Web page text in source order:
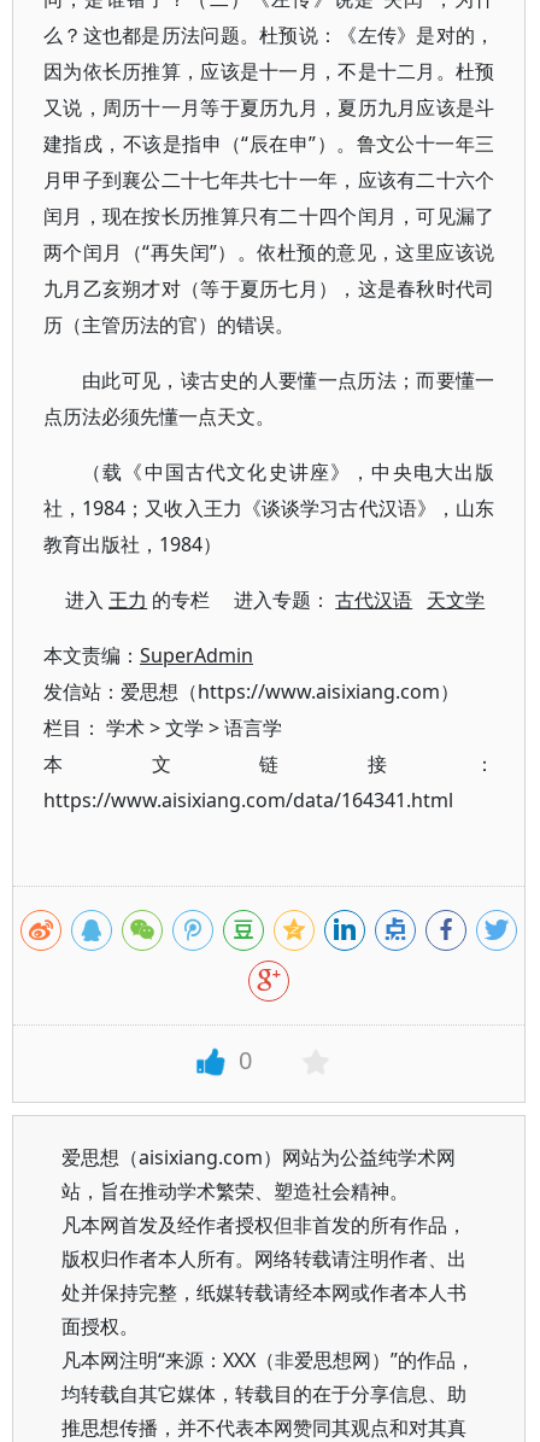
么？这也都是历法问题。杜预说：《左传》是对的，
因为依长历推算，应该是十一月，不是十二月。杜预
又说，周历十一月等于夏历九月，夏历九月应该是斗
建指戌，不该是指申（“辰在申”）。鲁文公十一年三
月甲子到襄公二十七年共七十一年，应该有二十六个
闰月，现在按长历推算只有二十四个闰月，可见漏了
两个闰月（“再失闰”）。依杜预的意见，这里应该说
九月乙亥朔才对（等于夏历七月），这是春秋时代司
历（主管历法的官）的错误。
由此可见，读古史的人要懂一点历法；而要懂一
点历法必须先懂一点天文。
（载《中国古代文化史讲座》，中央电大出版
社，1984；又收入王力《谈谈学习古代汉语》，山东
教育出版社，1984）
进入王力 的专栏 进入专题：古代汉语 天文学
本文责编： SuperAdmin
发信站：爱思想（https://www.aisixiang.com）
栏目： 学术>文学 >语言学
本文链接：
https://www.aisixiang.com/data/164341.html
0
爱思想（aisixiang.com）网站为公益纯学术网
站，旨在推动学术繁荣、塑造社会精神。
凡本网首发及经作者授权但非首发的所有作品，
版权归作者本人所有。网络转载请注明作者、出
处并保持完整，纸媒转载请经本网或作者本人书
面授权。
凡本网注明“来源：XXX（非爱思想网）”的作品，
均转载自其它媒体，转载目的在于分享信息、助
推思想传播，并不代表本网赞同其观点和对其真